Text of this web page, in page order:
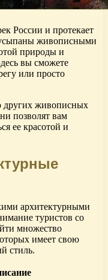
России и протекает
усыпаны живописными
природы и
вы сможете
или просто
других живописных
позволят вам
ее красотой и
архитектурными
туристов со
множество
имеет свою
стиль.